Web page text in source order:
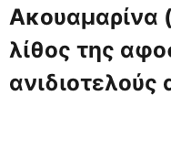
Ακουαμαρίνα
λίθος της
ανιδιοτελούς